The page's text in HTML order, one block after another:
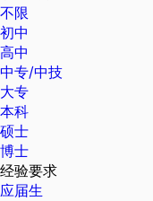
不限
初中
高中
中专/中技
大专
本科
硕士
博士
经验要求
应届生